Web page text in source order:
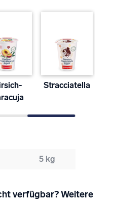
Stracciatella
5 kg
verfügbar? Weitere